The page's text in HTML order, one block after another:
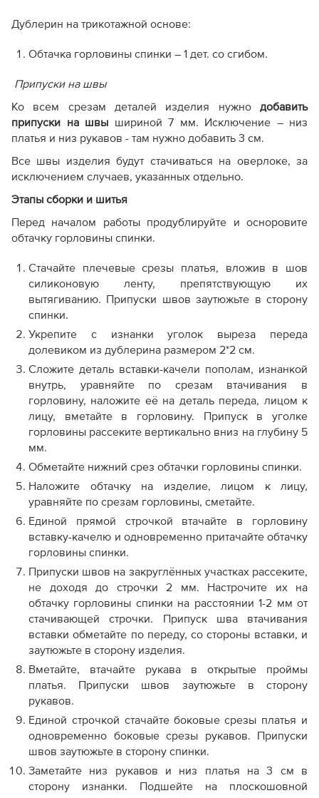
Дублерин на трикотажной основе:
Обтачка горловины спинки – 1 дет. со сгибом.
Припуски на швы
Ко всем срезам деталей изделия нужно добавить
припуски на швы шириной 7 мм. Исключение – низ
платья и низ рукавов - там нужно добавить 3 см.
Все швы изделия будут стачиваться на оверлоке, за
исключением случаев, указанных отдельно.
Этапы сборки и шитья
Перед началом работы продублируйте и осноровите
обтачку горловины спинки.
Стачайте плечевые срезы платья, вложив в шов
силиконовую ленту, препятствующую их
вытягиванию. Припуски швов заутюжьте в сторону
спинки.
Укрепите с изнанки уголок выреза переда
долевиком из дублерина размером 2*2 см.
Сложите деталь вставки-качели пополам, изнанкой
внутрь, уравняйте по срезам втачивания в
горловину, наложите её на деталь переда, лицом к
лицу, вметайте в горловину. Припуск в уголке
горловины рассеките вертикально вниз на глубину 5
мм.
Обметайте нижний срез обтачки горловины спинки.
Наложите обтачку на изделие, лицом к лицу,
уравняйте по срезам горловины, сметайте.
Единой прямой строчкой втачайте в горловину
вставку-качелю и одновременно притачайте обтачку
горловины спинки.
Припуски швов на закруглённых участках рассеките,
не доходя до строчки 2 мм. Настрочите их на
обтачку горловины спинки на расстоянии 1-2 мм от
стачивающей строчки. Припуск шва втачивания
вставки обметайте по переду, со стороны вставки, и
заутюжьте в сторону изделия.
Вметайте, втачайте рукава в открытые проймы
платья. Припуски швов заутюжьте в сторону
рукавов.
Единой строчкой стачайте боковые срезы платья и
одновременно боковые срезы рукавов. Припуски
швов заутюжьте в сторону спинки.
Заметайте низ рукавов и низ платья на 3 см в
сторону изнанки. Подшейте на плоскошовной